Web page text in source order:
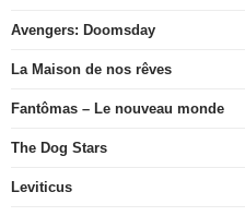
Avengers: Doomsday
La Maison de nos rêves
Fantômas – Le nouveau monde
The Dog Stars
Leviticus